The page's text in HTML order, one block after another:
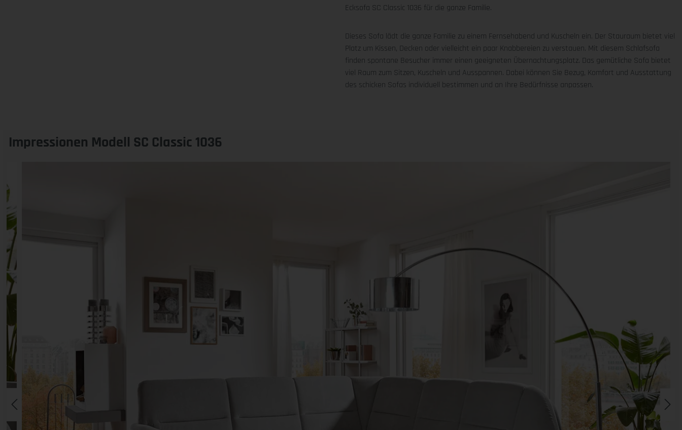
Ecksofa SC Classic 1036 für die ganze Familie.
Dieses Sofa lädt die ganze Familie zu einem Fernsehabend und Kuscheln ein. Der Stauraum bietet viel
Platz um Kissen, Decken oder vielleicht ein paar Knabbereien zu verstauen. Mit diesem Schlafsofa
finden spontane Besucher immer einen geeigneten Übernachtungsplatz. Das gemütliche Sofa bietet
viel Raum zum Sitzen, Kuscheln und Ausspannen. Dabei können Sie Bezug, Komfort und Ausstattung
des schicken Sofas individuell bestimmen und an Ihre Bedürfnisse anpassen.
Impressionen Modell SC Classic 1036